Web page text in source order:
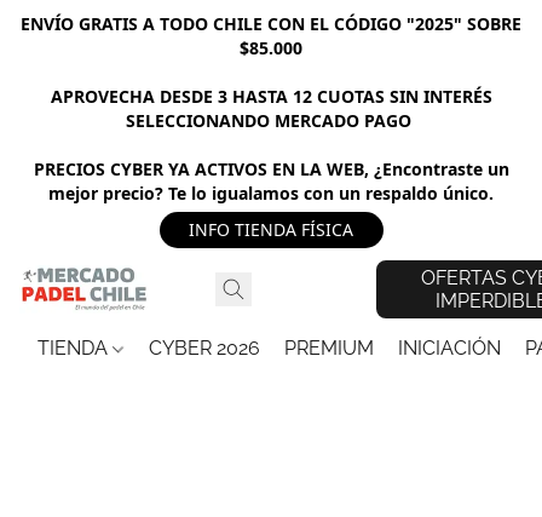
ENVÍO GRATIS A TODO CHILE CON EL CÓDIGO "2025" SOBRE
$85.000
APROVECHA DESDE 3 HASTA 12 CUOTAS SIN INTERÉS
SELECCIONANDO MERCADO PAGO
PRECIOS CYBER YA ACTIVOS EN LA WEB, ¿Encontraste un
mejor precio? Te lo igualamos con un respaldo único.
INFO TIENDA FÍSICA
OFERTAS
TIENDA CYBER 2026 PREMIUM INICIACIÓN